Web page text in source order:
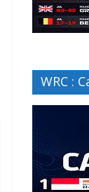
WRC :